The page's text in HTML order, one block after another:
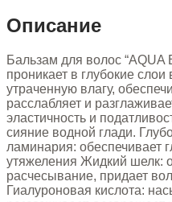
Описание
Бальзам для волос
проникает в глубокие
утраченную влагу,
расслабляет и
эластичность и
сияние водной глади.
ламинария: обеспечивает
утяжеления Жидкий шелк:
расчесывание, придает
Гиалуроновая кислота: